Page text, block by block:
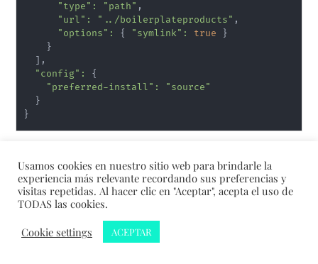
"type" : "path" ,
"url" : "../boilerplateproducts" ,
"options" : { "symlink" : true
}
}
] ,
"config" :
{
"preferred-install" :
"source"
}
}
Ejecutar:
COMPOSER =composer.local.json
Usamos cookies en nuestro sitio web para brindarle la
experiencia más relevante recordando sus preferencias y
visitas repetidas. Al hacer clic en "Aceptar", acepta el uso de
TODAS las cookies.
Cookie settings
ACEPTAR